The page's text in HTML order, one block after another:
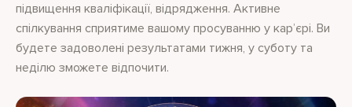
підвищення кваліфікації, відрядження. Активне
спілкування сприятиме вашому просуванню у кар’єрі. Ви
будете задоволені результатами тижня, у суботу та
неділю зможете відпочити.